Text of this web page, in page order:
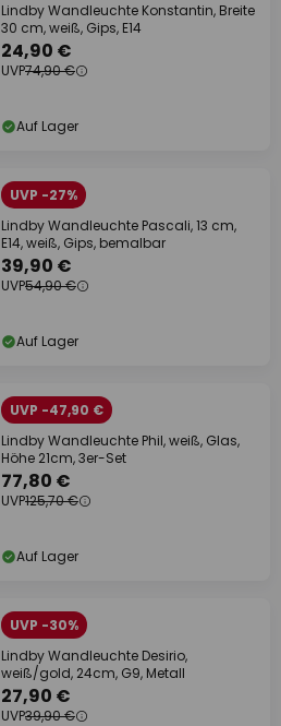
Lindby Wandleuchte Konstantin, Breite
30 cm, weiß, Gips, E14
24,90 €
UVP74,90 €
Auf Lager
UVP -27%
Lindby Wandleuchte Pascali, 13 cm,
E14, weiß, Gips, bemalbar
39,90 €
UVP54,90 €
Auf Lager
UVP -47,90 €
Lindby Wandleuchte Phil, weiß, Glas,
Höhe 21cm, 3er-Set
77,80 €
UVP125,70 €
Auf Lager
UVP -30%
Lindby Wandleuchte Desirio,
weiß/gold, 24cm, G9, Metall
27,90 €
UVP39,90 €